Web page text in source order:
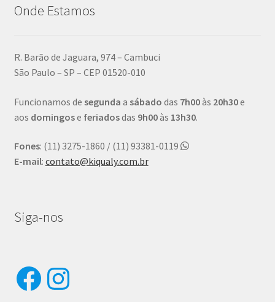
Onde Estamos
R. Barão de Jaguara, 974 – Cambuci
São Paulo – SP – CEP 01520-010
Funcionamos de segunda a sábado das 7h00às 20h30e
aos domingose feriadosdas 9h00às 13h30.
Fones: (11) 3275-1860 / (11) 93381-0119
E-mail: contato@kiqualy.com.br
Siga-nos
Facebook
Instagram